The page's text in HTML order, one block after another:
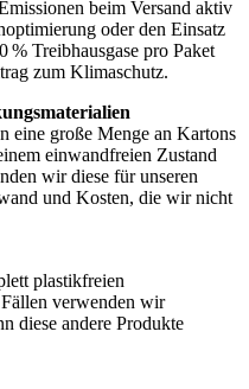
beim Versand aktiv
oder den Einsatz
Treibhausgase pro Paket
zum Klimaschutz.
eine große Menge an Kartons
einwandfreien Zustand
wir diese für unseren
und Kosten, die wir nicht
plastikfreien
verwenden wir
diese andere Produkte